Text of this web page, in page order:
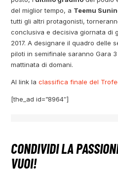
del miglior tempo, a Teemu
tutti gli altri protagonisti,
conclusiva e decisiva giornata di
2017. A designare il quadro delle
piloti in semifinale saranno Gara
mattinata di domani.
Al link laclassifica finale del
[the_ad id=”8964″]